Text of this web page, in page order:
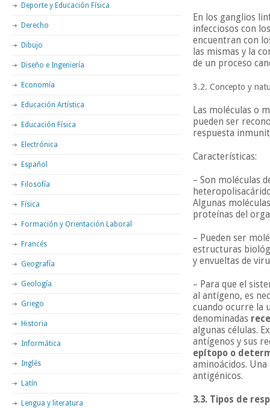
En los ganglios
infecciosos con
encuentran con
las mismas y la
de un proceso
3.2. Concepto y
Las moléculas o
pueden ser
respuesta
Características:
– Son moléculas
Algunas
proteínas del
– Pueden ser
estructuras
y envueltas de
– Para que el
al antígeno, es
cuando ocurre la
denominadas
algunas células.
antígenos y sus
epítopo o
aminoácidos.
antigénicos.
3.3. Tipos de
Deporte y Educación Física
Derecho
Dibujo
Diseño e Ingeniería
Economía
Educación Artística
Educación Física
Electrónica
Español
Filosofía
Física
Formación y Orientación Laboral
Francés
Geografía
Geología
Griego
Historia
Informática
Inglés
Latín
Lengua y literatura